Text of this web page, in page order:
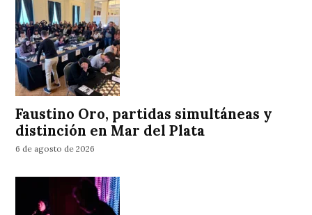
Faustino Oro, partidas simultáneas y
distinción en Mar del Plata
6 de agosto de 2026